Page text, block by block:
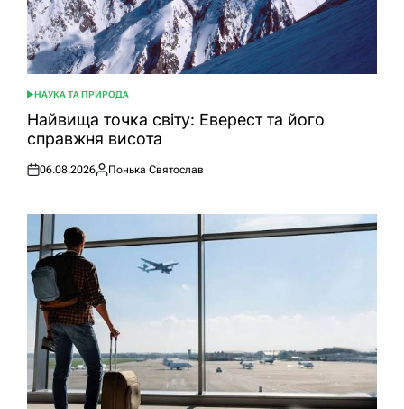
ОПУБЛІКУВАТИ
У
НАУКА ТА ПРИРОДА
Найвища точка світу: Еверест та його
справжня висота
Оприлюднено
06.08.2026
Опубліковано
Понька Святослав